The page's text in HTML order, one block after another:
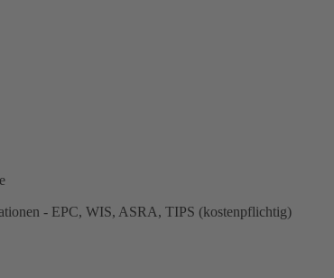
- EPC, WIS, ASRA, TIPS (kostenpflichtig)